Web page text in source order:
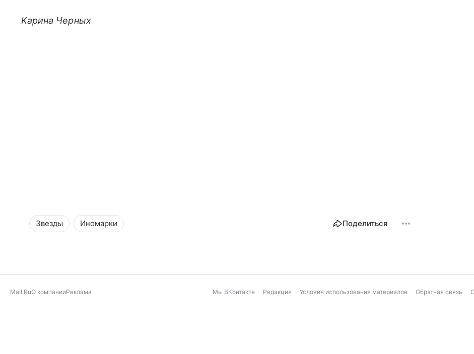
Карина Черных
Звезды Иномарки Поделиться
Mail.RuО компанииРеклама Мы ВКонтакте Редакция Условия использования материалов Обратная связь